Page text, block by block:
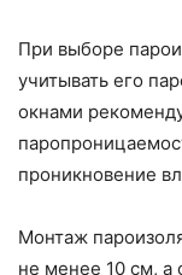
При выборе
учитывать его
окнами
проникновение
Монтаж
не менее 10 см, а